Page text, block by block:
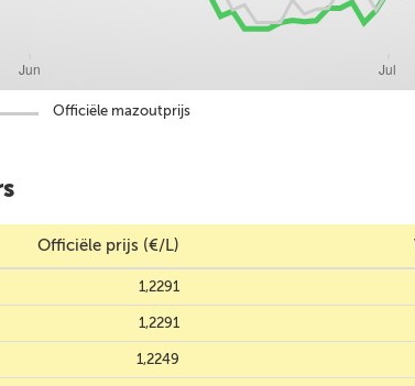
Officiële mazoutprijs
Officiële prijs (€/L)
1,2291
1,2291
1,2249